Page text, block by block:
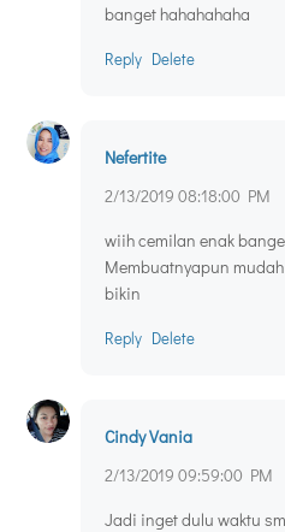
banget hahahahaha
Reply Delete
Nefertite
2/13/2019 08:18:00 PM
wiih cemilan enak
Membuatnyapun
bikin
Reply Delete
Cindy Vania
2/13/2019 09:59:00 PM
Jadi inget dulu waktu